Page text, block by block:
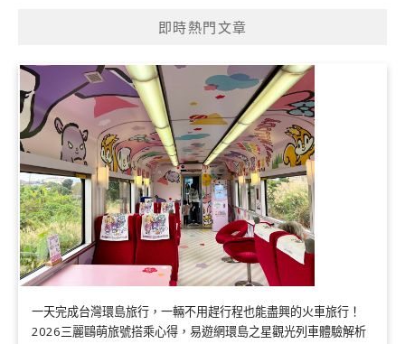
即時熱門文章
一天完成台灣環島旅行，一輛不用趕行程也能盡興的火車旅行！
2026三麗鷗萌旅號搭乘心得，易遊網環島之星觀光列車體驗解析